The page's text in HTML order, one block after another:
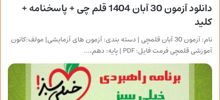
دانلود آزمون 30 آبان 1404 قلم چی + پاسخنامه +
کلید
نام: آزمون 30 آبان قلمچی | دسته بندی: آزمون های آزمایشی| مولف:کانون
آموزشی قلمچی فرمت فایل: PDF | پایه: دهم،…